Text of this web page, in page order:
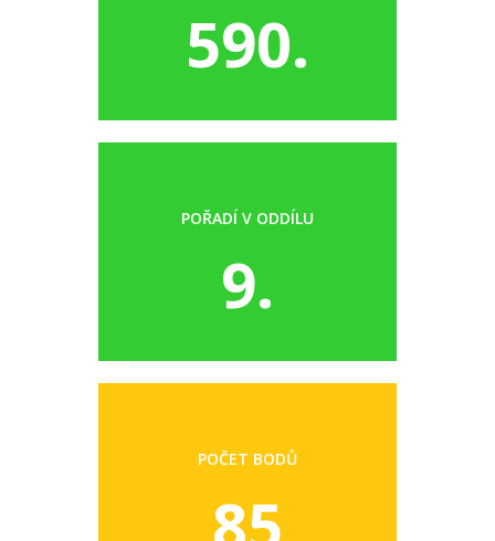
590.
POŘADÍ V ODDÍLU
9.
POČET BODŮ